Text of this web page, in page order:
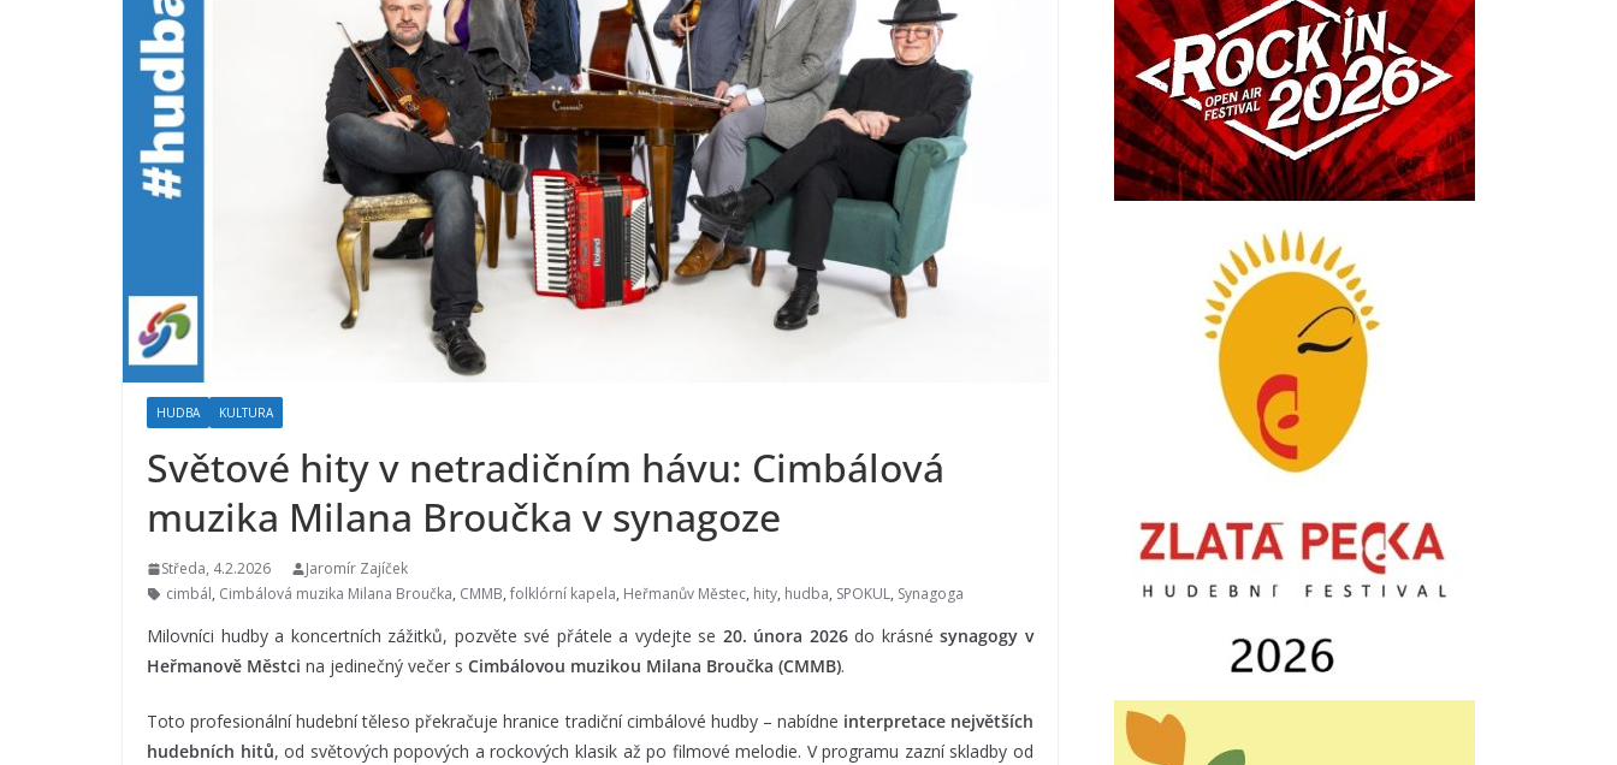
HUDBA KULTURA
Světové hity v netradičním hávu: Cimbálová
muzika Milana Broučka v synagoze
Středa, 4.2.2026
Jaromír Zajíček
cimbál, Cimbálová muzika Milana Broučka, CMMB, folklórní kapela, Heřmanův Městec, hity, hudba, SPOKUL, Synagoga
Milovníci hudby a koncertních zážitků, pozvěte své přátele a vydejte se 20. února 2026do krásnésynagogy v
Heřmanově Městci na jedinečný večer s Cimbálovou muzikou Milana Broučka (CMMB).
Toto profesionální hudební těleso překračuje hranice tradiční cimbálové hudby – nabídne interpretace největších
hudebních hitů, od světových popových a rockových klasik až po filmové melodie. V programu zazní skladby od